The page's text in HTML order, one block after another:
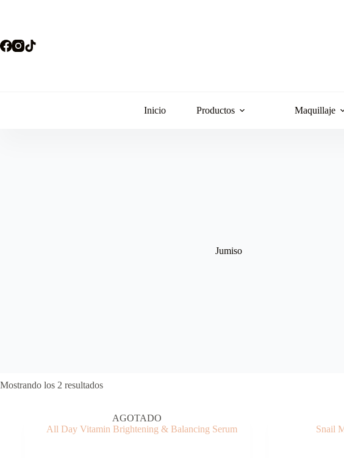
Inicio Productos Maquillaje
Jumiso
Mostrando los 2 resultadosOrdenado
bajo
a
AGOTADO